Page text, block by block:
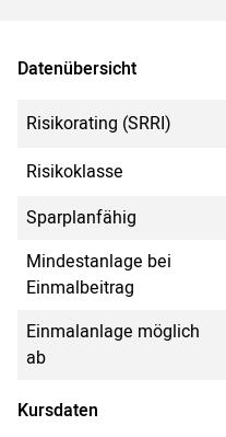
Datenübersicht
Risikorating (SRRI)
Risikoklasse
Sparplanfähig
Mindestanlage bei
Einmalbeitrag
Einmalanlage möglich
ab
Kursdaten